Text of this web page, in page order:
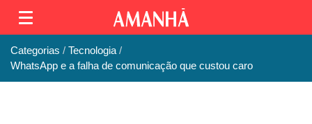
Categorias
Tecnologia
WhatsApp e a falha de comunicação que custou caro